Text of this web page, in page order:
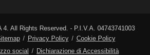
4. All Rights Reserved. - P.I.V.A. 04743741003
Privacy Policy
Cookie Policy
social
Dichiarazione di Accessibilità